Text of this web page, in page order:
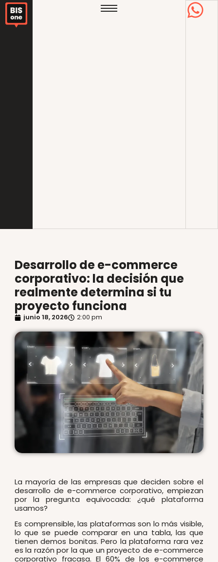
Desarrollo de e-commerce
corporativo: la decisión que
realmente determina si tu
proyecto funciona
junio 18, 2026 2:00 pm
La mayoría de las empresas que deciden sobre el
desarrollo de e-commerce corporativo, empiezan
por la pregunta equivocada: ¿qué plataforma
usamos?
Es comprensible, las plataformas son lo más visible,
lo que se puede comparar en una tabla, las que
tienen demos bonitas. Pero la plataforma rara vez
es la razón por la que un proyecto de e-commerce
corporativo fracasa. El 60% de los e-commerce